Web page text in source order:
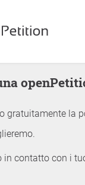
gratuitamente la
in contatto con i